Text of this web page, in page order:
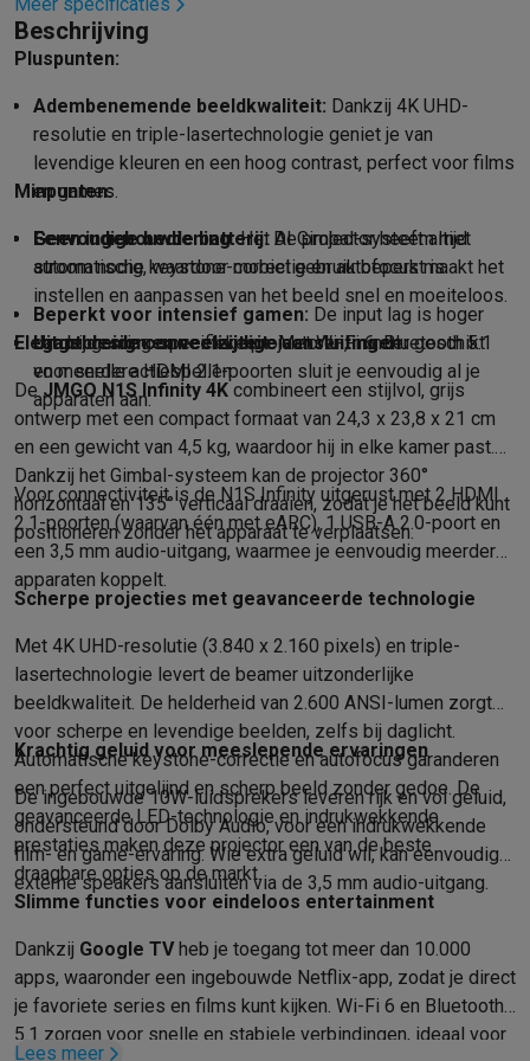
MondhygiëneElektrische tandenborstels
ScherenElektrische scheerapparaten
BeautyGelaatsverzorgingLED MaskersSpiegelsHand &
MassageVoetmassageMassagestoelenNek &
GezondheidPersonenweegschalenBloeddrukmeters
Voor de baby
TV, audio & foto
TV & beamersTVTV's met soundbar2026 TVLG TVSamsung TV
Randapparatuur TVSoundbars Home cinemaVersterkers
Hoofdtelefoons & oortjesKoptelefoons Draadloze
SpeakersSpeakersBluetooth speakersSmart speakersParty
Muziek in huisRadio's & wekkersPlatenspelersHifi-ketens
NavigatieDashcamsGPSCoyoteGPS accessoires
TV & audio accessoiresSteunenKabels Draagbare
FototoestellenDigitale camera'sInstant camera'sCanon
VideoGoProAction camsDronesCamcorder
Foto accessoiresCameratassenFlitsers & filtersSD-kaarten
Telefonie & smartwatches
GSM'sSmartphones Apple iPhoneSamsung smartphones
GSM beschermingiPhone hoesjesSamsung hoesjesAlle
SmartwatchesSmartwatchesActivity TrackersBandjes
GSM opladersOpladers en kabels Draadloze opladersUSB-C
GSM accessoiresAirTags & GPS trackersDraadloze oortjes
Vaste telefoonsVaste telefoonsWalkie talkiesBabyfoons
Computers & tablets
ComputersLaptopsGaming laptopsApple MacBookWindows
Randapparatuur ITMuizenToetsenbordenWebcamsPC
Tablets & e-readersTabletsApple iPadSamsung Galaxy Tab
Printen PrintersInktpatronen & papierCricut
Netwerk & wifiRouters & access pointsPowerline & Wi-Fi
Geheugen & opslagExterne harde schijvenSSD USB-sticksSD-
SoftwareWindows & Microsoft OfficeAnti-VirusOverige
Toebehoren ITOpladers & kabelsTassen & sleevesSteunen
Beschrijving
Pluspunten:
Adembenemende beeldkwaliteit: Dankzij 4K UHD-
resolutie en triple-lasertechnologie geniet je van
levendige kleuren en een hoog contrast, perfect voor films
en games.
Eenvoudige bediening:Het AI Gimbal-systeem met
automatische keystone-correctie en autofocus maakt het
instellen en aanpassen van het beeld snel en moeiteloos.
Uitgebreide connectiviteit:Met Wi-Fi 6, Bluetooth 5.1
en meerdere HDMI 2.1-poorten sluit je eenvoudig al je
apparaten aan.
Minpunten:
Geen ingebouwde batterij:De projector heeft altijd
stroom nodig, waardoor mobiel gebruik beperkt is.
Beperkt voor intensief gamen: De input lag is hoger
dan bij gaming-specifieke projectoren, minder geschikt
voor snelle actiespellen.
Elegant design en veelzijdige aansluitingen
DeJMGO N1S Infinity 4K combineert een stijlvol, grijs
ontwerp met een compact formaat van 24,3 x 23,8 x 21 cm
en een gewicht van 4,5 kg, waardoor hij in elke kamer past.
Dankzij het Gimbal-systeem kan de projector 360°
horizontaal en 135° verticaal draaien, zodat je het beeld kunt
positioneren zonder het apparaat te verplaatsen.
Voor connectiviteit is de N1S Infinity uitgerust met 2 HDMI
2.1-poorten (waarvan één met eARC), 1 USB-A 2.0-poort en
een 3,5 mm audio-uitgang, waarmee je eenvoudig meerdere
apparaten koppelt.
Scherpe projecties met geavanceerde technologie
Met 4K UHD-resolutie (3.840 x 2.160 pixels) en triple-
lasertechnologie levert de beamer uitzonderlijke
beeldkwaliteit. De helderheid van 2.600 ANSI-lumen zorgt
voor scherpe en levendige beelden, zelfs bij daglicht.
Automatische keystone-correctie en autofocus garanderen
een perfect uitgelijnd en scherp beeld zonder gedoe. De
geavanceerde LED-technologie en indrukwekkende
prestaties maken deze projector een van de beste
draagbare opties op de markt.
Krachtig geluid voor meeslepende ervaringen
De ingebouwde 10W-luidsprekers leveren rijk en vol geluid,
ondersteund door Dolby Audio, voor een indrukwekkende
film- en game-ervaring. Wie extra geluid wil, kan eenvoudig
externe speakers aansluiten via de 3,5 mm audio-uitgang.
Slimme functies voor eindeloos entertainment
Dankzij Google TVheb je toegang tot meer dan 10.000
apps, waaronder een ingebouwde Netflix-app, zodat je direct
je favoriete series en films kunt kijken. Wi-Fi 6 en Bluetooth
5.1 zorgen voor snelle en stabiele verbindingen, ideaal voor
Lees meer